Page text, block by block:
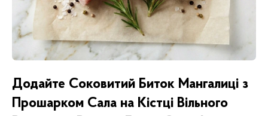
Додайте Соковитий Биток Мангалиці з
Прошарком Сала на Кістці Вільного